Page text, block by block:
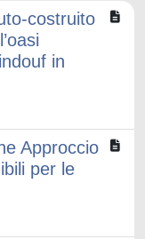
costruito
in
Approccio
per le